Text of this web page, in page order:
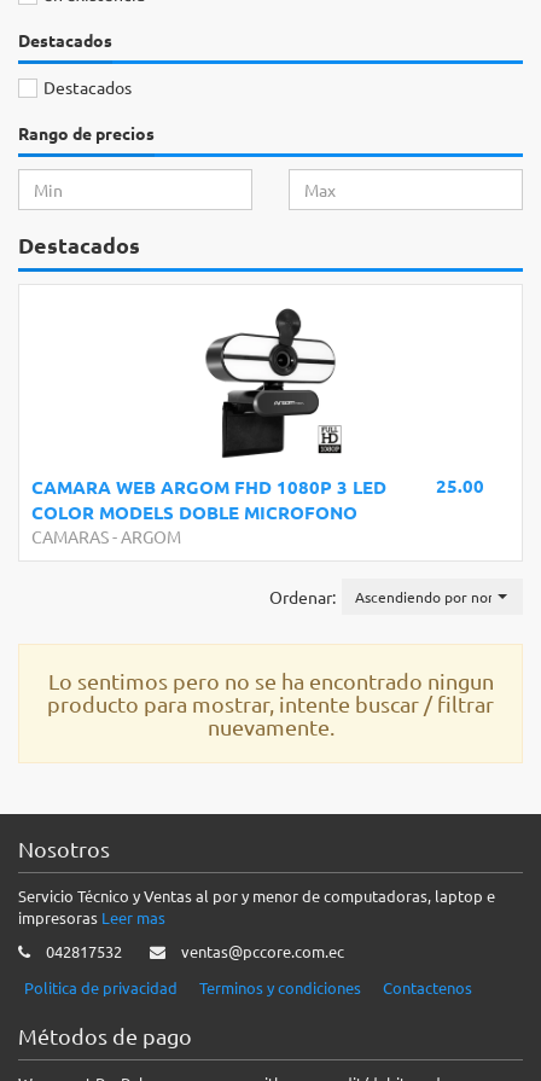
Destacados
Destacados
Rango de precios
Destacados
25.00
CAMARA WEB ARGOM FHD 1080P 3 LED
COLOR MODELS DOBLE MICROFONO
CAMARAS-ARGOM
Ordenar: Ascendiendo por nombre
Lo sentimos pero no se ha encontrado ningun
producto para mostrar, intente buscar / filtrar
nuevamente.
Nosotros
Servicio Técnico y Ventas al por y menor de computadoras, laptop e
impresoras Leer mas
042817532
ventas@pccore.com.ec
Politica de privacidad
Terminos y condiciones Contactenos
Métodos de pago